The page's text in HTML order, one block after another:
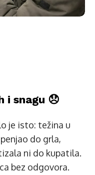
i snagu 😞
je isto: težina u
do grla,
ni do kupatila.
bez odgovora.